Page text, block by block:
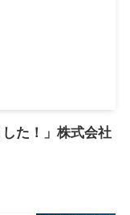
た！」株式会社